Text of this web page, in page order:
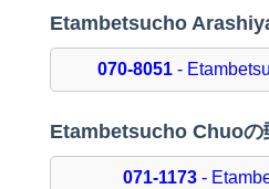
Etambetsucho
070-8051 -
Etambetsucho Chuoの
071-1173 -